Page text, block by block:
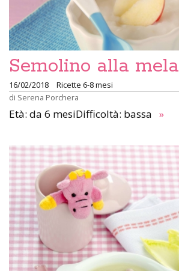
Semolino alla mela
16/02/2018
Ricette 6-8 mesi
di Serena Porchera
Età: da 6 mesiDifficoltà: bassa »